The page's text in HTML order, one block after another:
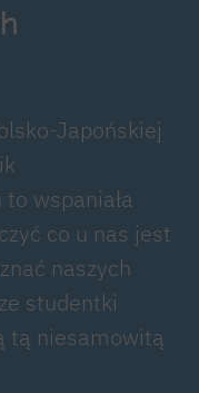
Japońskiej
wspaniała
co u nas jest
naszych
studentki
tą niesamowitą